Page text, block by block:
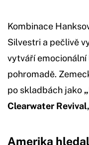
Kombinace
Silvestri a pečlivě
vytváří
pohromadě.
po skladbách jako
Clearwater Revival,
Amerika